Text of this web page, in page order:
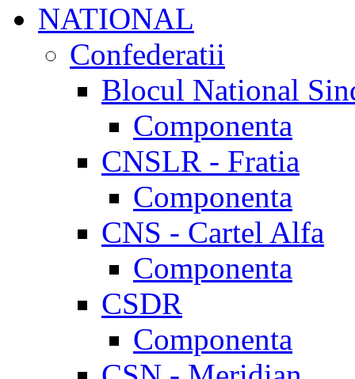
NATIONAL
Confederatii
Blocul National
Componenta
CNSLR - Fratia
Componenta
CNS - Cartel Alfa
Componenta
CSDR
Componenta